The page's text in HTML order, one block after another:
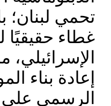
تحمي لبنان؛
غطاء حقيقيًا
الإسرائيلي،
إعادة بناء
الرسمي